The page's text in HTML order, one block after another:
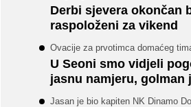
Derbi sjevera okončan
raspoloženi za vikend
Ovacije za prvotimca domaćeg
U Seoni smo vidjeli
jasnu namjeru, golman
Jasan je bio kapiten NK Dinamo